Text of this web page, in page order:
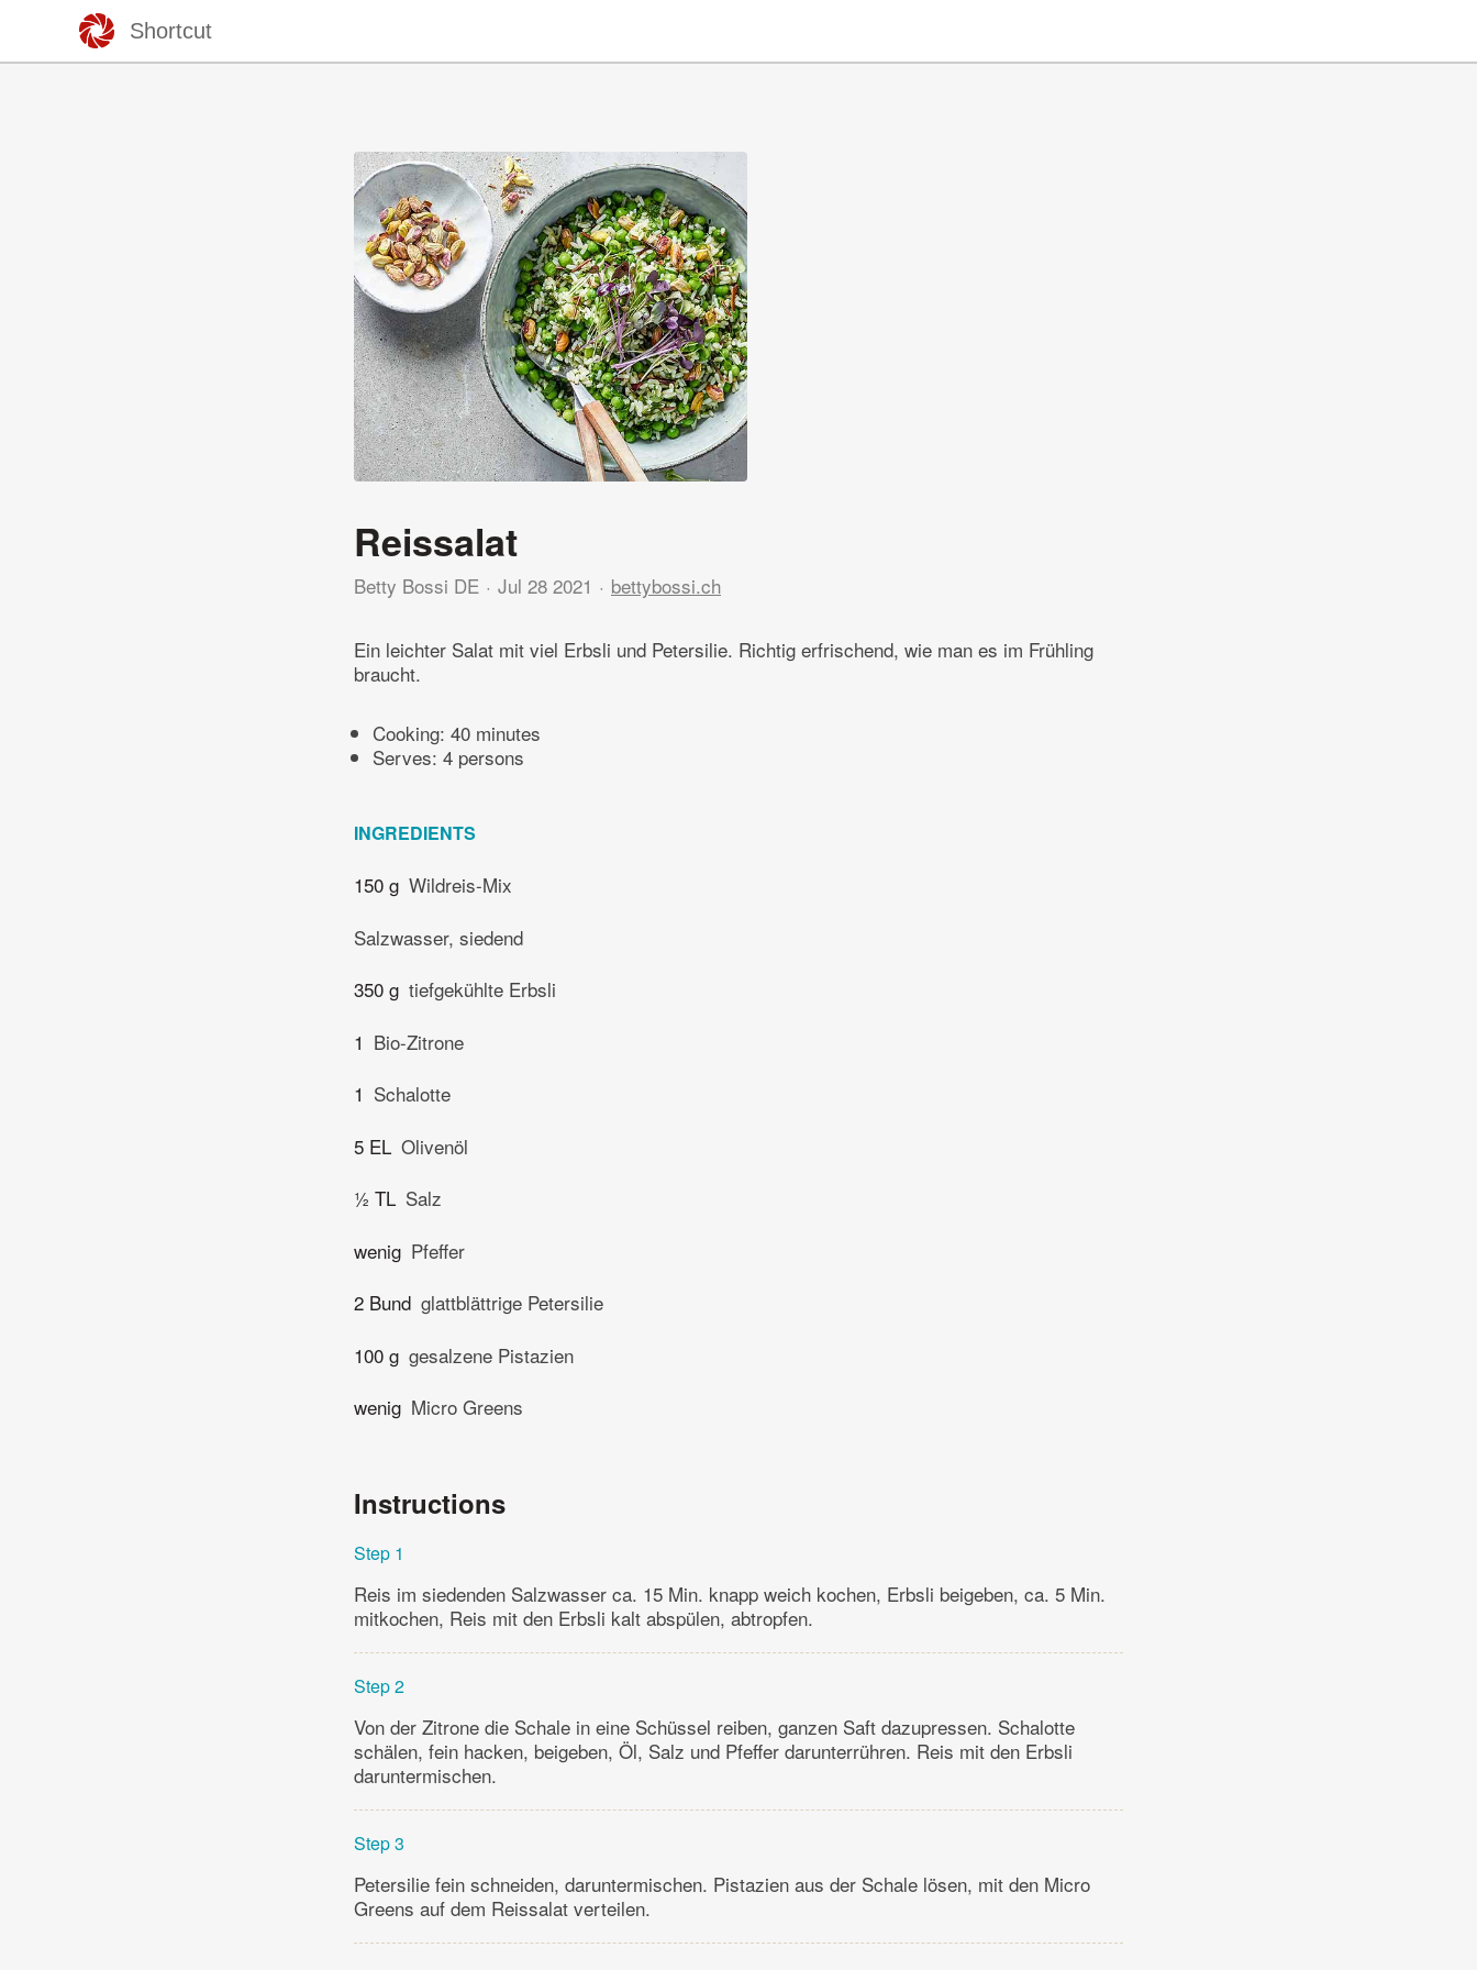
Shortcut
Reissalat
Betty Bossi DE Jul 28 2021 bettybossi.ch
Ein leichter Salat mit viel Erbsli und Petersilie. Richtig erfrischend, wie man es im Frühling
braucht.
Cooking: 40 minutes
Serves: 4 persons
INGREDIENTS
150 g Wildreis-Mix
Salzwasser, siedend
350 g tiefgekühlte Erbsli
1 Bio-Zitrone
1 Schalotte
5 EL Olivenöl
½ TL Salz
wenig Pfeffer
2 Bund glattblättrige Petersilie
100 g gesalzene Pistazien
wenig Micro Greens
Instructions
Step 1
Reis im siedenden Salzwasser ca. 15 Min. knapp weich kochen, Erbsli beigeben, ca. 5 Min.
mitkochen, Reis mit den Erbsli kalt abspülen, abtropfen.
Step 2
Von der Zitrone die Schale in eine Schüssel reiben, ganzen Saft dazupressen. Schalotte
schälen, fein hacken, beigeben, Öl, Salz und Pfeffer darunterrühren. Reis mit den Erbsli
daruntermischen.
Step 3
Petersilie fein schneiden, daruntermischen. Pistazien aus der Schale lösen, mit den Micro
Greens auf dem Reissalat verteilen.